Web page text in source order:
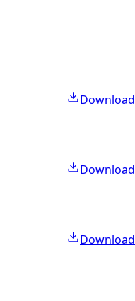
Download
Download
Download